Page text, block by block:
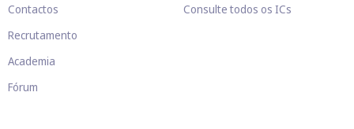
Contactos
Recrutamento
Academia
Fórum
Consulte todos os ICs